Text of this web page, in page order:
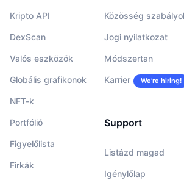
Kripto API
DexScan
Valós eszközök
Globális grafikonok
NFT-k
Portfólió
Figyelőlista
Firkák
Közösség
Jogi nyilatkozat
Módszertan
Karrier We’re hiring!
Support
Listázd magad
Igénylőlap